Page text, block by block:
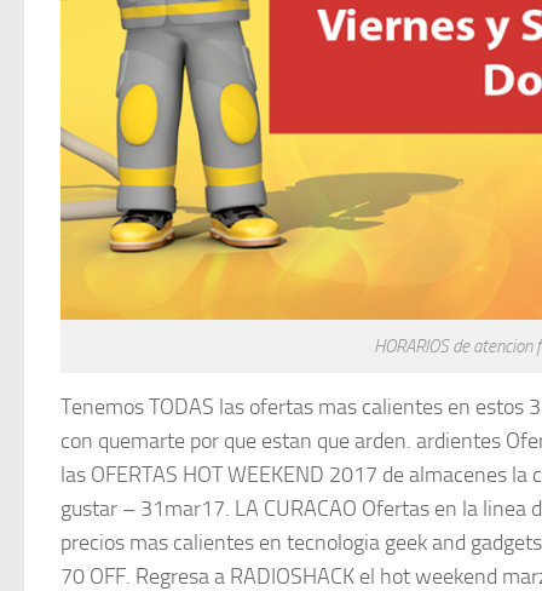
HORARIOS de
Tenemos TODAS las ofertas mas calientes en estos
con quemarte por que estan que arden. ardientes
las OFERTAS HOT WEEKEND 2017 de almacenes
gustar – 31mar17. LA CURACAO Ofertas en la linea
precios mas calientes en tecnologia geek and
70 OFF. Regresa a RADIOSHACK el hot weekend